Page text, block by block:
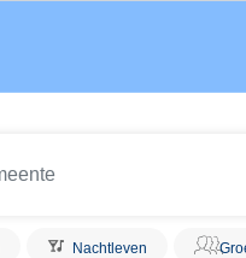
Nachtleven